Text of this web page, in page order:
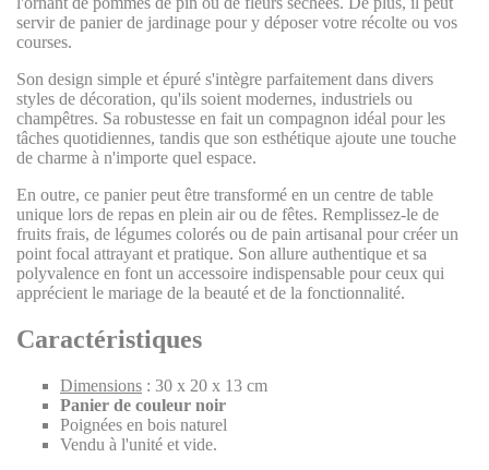
servir de panier de jardinage pour y déposer votre récolte ou vos
courses.
Son design simple et épuré s'intègre parfaitement dans divers
styles de décoration, qu'ils soient modernes, industriels ou
champêtres. Sa robustesse en fait un compagnon idéal pour les
tâches quotidiennes, tandis que son esthétique ajoute une touche
de charme à n'importe quel espace.
En outre, ce panier peut être transformé en un centre de table
unique lors de repas en plein air ou de fêtes. Remplissez-le de
fruits frais, de légumes colorés ou de pain artisanal pour créer un
point focal attrayant et pratique. Son allure authentique et sa
polyvalence en font un accessoire indispensable pour ceux qui
apprécient le mariage de la beauté et de la fonctionnalité.
Caractéristiques
Dimensions : 30 x 20 x 13 cm
Panier de couleur noir
Poignées en bois naturel
Vendu à l'unité et vide.